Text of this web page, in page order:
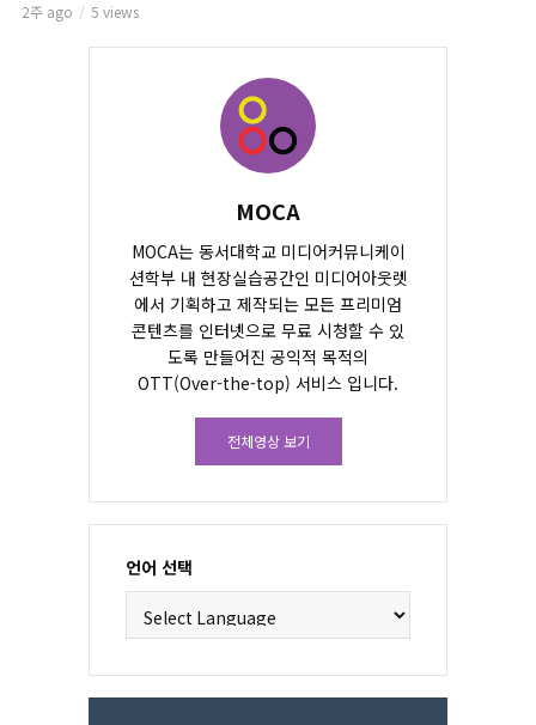
2주 ago 5 views
MOCA
MOCA는 동서대학교 미디어커뮤니케이
션학부 내 현장실습공간인 미디어아웃렛
에서 기획하고 제작되는 모든 프리미엄
콘텐츠를 인터넷으로 무료 시청할 수 있
도록 만들어진 공익적 목적의
OTT(Over-the-top) 서비스 입니다.
전체영상 보기
언어 선택